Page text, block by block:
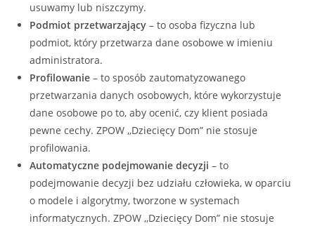
usuwamy lub niszczymy.
Podmiot przetwarzający – to osoba fizyczna lub
podmiot, który przetwarza dane osobowe w imieniu
administratora.
Profilowanie – to sposób zautomatyzowanego
przetwarzania danych osobowych, które wykorzystuje
dane osobowe po to, aby ocenić, czy klient posiada
pewne cechy. ZPOW ,,Dziecięcy Dom” nie stosuje
profilowania.
Automatyczne podejmowanie decyzji – to
podejmowanie decyzji bez udziału człowieka, w oparciu
o modele i algorytmy, tworzone w systemach
informatycznych. ZPOW ,,Dziecięcy Dom” nie stosuje